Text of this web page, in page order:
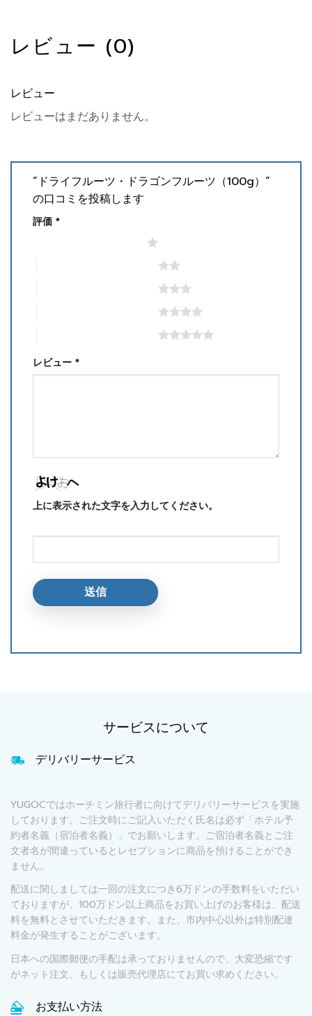
レビュー (0)
レビュー
レビューはまだありません。
“ドライフルーツ・ドラゴンフルーツ（100g）”
の口コミを投稿します
評価 *
レビュー *
上に表示された文字を入力してください。
サービスについて
デリバリーサービス
YUGOCではホーチミン旅行者に向けてデリバリーサービスを実施
しております。ご注文時にご記入いただく氏名は必ず「ホテル予
約者名義（宿泊者名義）」でお願いします。ご宿泊者名義とご注
文者名が間違っているとレセプションに商品を預けることができ
ません。
配送に関しましては一回の注文につき6万ドンの手数料をいただい
ておりますが、100万ドン以上商品をお買い上げのお客様は、配送
料を無料とさせていただきます。また、市内中心以外は特別配達
料金が発生することがございます。
日本への国際郵便の手配は承っておりませんので、大変恐縮です
がネット注文、もしくは販売代理店にてお買い求めください。
お支払い方法